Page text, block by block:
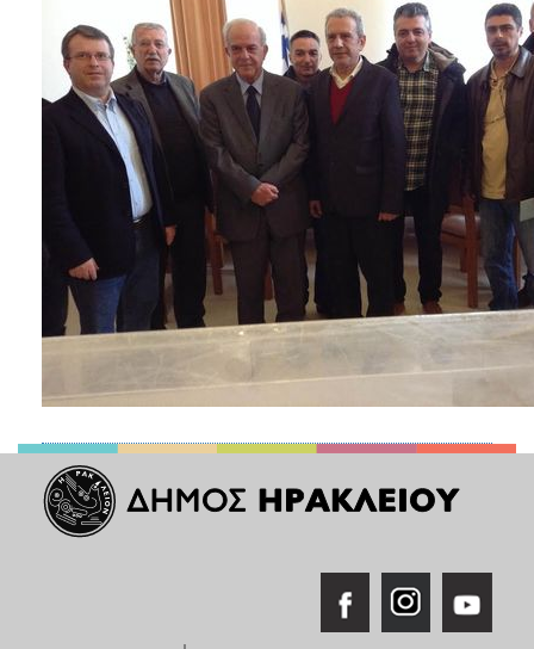
2006
ΠΟΛΙΤΙΣΜΟΣ
ΑΝΘΕΚΤΙΚΗ
ΠΟΛΗ